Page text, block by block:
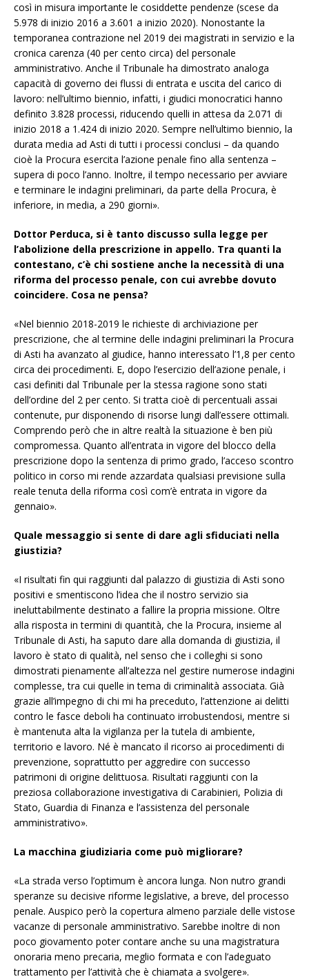
così in misura importante le cosiddette pendenze (scese da
5.978 di inizio 2016 a 3.601 a inizio 2020). Nonostante la
temporanea contrazione nel 2019 dei magistrati in servizio e la
cronica carenza (40 per cento circa) del personale
amministrativo. Anche il Tribunale ha dimostrato analoga
capacità di governo dei flussi di entrata e uscita del carico di
lavoro: nell’ultimo biennio, infatti, i giudici monocratici hanno
definito 3.828 processi, riducendo quelli in attesa da 2.071 di
inizio 2018 a 1.424 di inizio 2020. Sempre nell’ultimo biennio, la
durata media ad Asti di tutti i processi conclusi – da quando
cioè la Procura esercita l’azione penale fino alla sentenza –
supera di poco l’anno. Inoltre, il tempo necessario per avviare
e terminare le indagini preliminari, da parte della Procura, è
inferiore, in media, a 290 giorni».
Dottor Perduca, si è tanto discusso sulla legge per
l’abolizione della prescrizione in appello. Tra quanti la
contestano, c’è chi sostiene anche la necessità di una
riforma del processo penale, con cui avrebbe dovuto
coincidere. Cosa ne pensa?
«Nel biennio 2018-2019 le richieste di archiviazione per
prescrizione, che al termine delle indagini preliminari la Procura
di Asti ha avanzato al giudice, hanno interessato l’1,8 per cento
circa dei procedimenti. E, dopo l’esercizio dell’azione penale, i
casi definiti dal Tribunale per la stessa ragione sono stati
dell’ordine del 2 per cento. Si tratta cioè di percentuali assai
contenute, pur disponendo di risorse lungi dall’essere ottimali.
Comprendo però che in altre realtà la situazione è ben più
compromessa. Quanto all’entrata in vigore del blocco della
prescrizione dopo la sentenza di primo grado, l’acceso scontro
politico in corso mi rende azzardata qualsiasi previsione sulla
reale tenuta della riforma così com’è entrata in vigore da
gennaio».
Quale messaggio si sente di dare agli sfiduciati nella
giustizia?
«I risultati fin qui raggiunti dal palazzo di giustizia di Asti sono
positivi e smentiscono l’idea che il nostro servizio sia
ineluttabilmente destinato a fallire la propria missione. Oltre
alla risposta in termini di quantità, che la Procura, insieme al
Tribunale di Asti, ha saputo dare alla domanda di giustizia, il
lavoro è stato di qualità, nel senso che i colleghi si sono
dimostrati pienamente all’altezza nel gestire numerose indagini
complesse, tra cui quelle in tema di criminalità associata. Già
grazie all’impegno di chi mi ha preceduto, l’attenzione ai delitti
contro le fasce deboli ha continuato irrobustendosi, mentre si
è mantenuta alta la vigilanza per la tutela di ambiente,
territorio e lavoro. Né è mancato il ricorso ai procedimenti di
prevenzione, soprattutto per aggredire con successo
patrimoni di origine delittuosa. Risultati raggiunti con la
preziosa collaborazione investigativa di Carabinieri, Polizia di
Stato, Guardia di Finanza e l’assistenza del personale
amministrativo».
La macchina giudiziaria come può migliorare?
«La strada verso l’optimum è ancora lunga. Non nutro grandi
speranze su decisive riforme legislative, a breve, del processo
penale. Auspico però la copertura almeno parziale delle vistose
vacanze di personale amministrativo. Sarebbe inoltre di non
poco giovamento poter contare anche su una magistratura
onoraria meno precaria, meglio formata e con l’adeguato
trattamento per l’attività che è chiamata a svolgere».